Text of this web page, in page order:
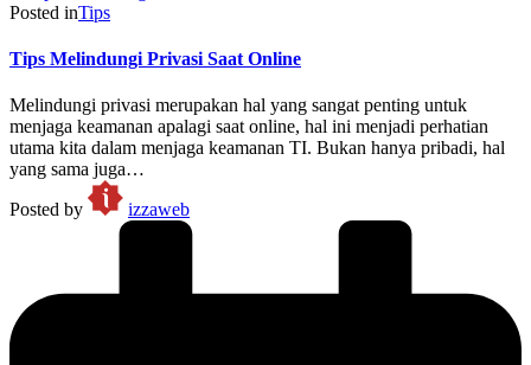
Posted inTips
Tips Melindungi Privasi Saat Online
Melindungi privasi merupakan hal yang sangat penting untuk
menjaga keamanan apalagi saat online, hal ini menjadi perhatian
utama kita dalam menjaga keamanan TI. Bukan hanya pribadi, hal
yang sama juga…
Posted by
izzaweb